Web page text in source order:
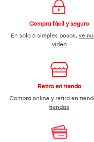
Compra fácil y seguro
En solo 6 simples pasos, ve
video
Retiro en tienda
Compra online y retira en
tiendas